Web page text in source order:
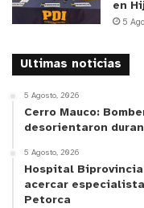
en
5
Ultimas noticias
5 Agosto, 2026
Cerro Mauco:
desorientaron
5 Agosto, 2026
Hospital
acercar
Petorca